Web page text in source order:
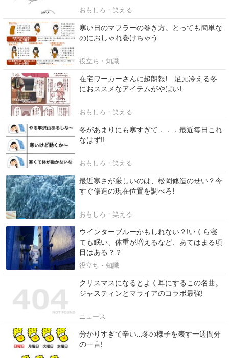
おもしろ・笑える
寒い日のマフラーの巻き方。とっても簡単な
のにおしゃれ巻けちゃう
役立ち・知識
在宅ワーカーさんに超朗報! 足元冷える冬
におススメなアイテムがやばい!
おもしろ・笑える
冬があまりにも寒すぎて．．．最近毎日これ
なはず‼
おもしろ・笑える
最近寒さが厳しいのは、松岡修造のせい？今
すぐ修造の現在位置を調べろ!
おもしろ・笑える
ウインターブルーかもしれない？!いくら寝
ても眠い、体重が増えるなど、あてはまる項
目はある？？
役立ち・知識
クリスマスになるとよく耳にするこの名曲。
ジャスティンとマライアのコラボ最強!
ニュース
分かりすぎて辛い…冬の様子を表す一週間分
の一言!